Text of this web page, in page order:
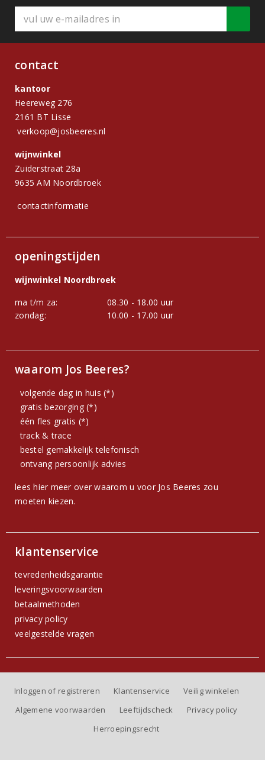
contact
kantoor
Heereweg 276
2161 BT Lisse
verkoop@josbeeres.nl
wijnwinkel
Zuiderstraat 28a
9635 AM Noordbroek
contactinformatie
openingstijden
wijnwinkel Noordbroek
ma t/m za:
08.30 - 18.00 uur
zondag:
10.00 - 17.00 uur
waarom Jos Beeres?
volgende dag in huis (*)
gratis bezorging (*)
één fles gratis (*)
track & trace
bestel gemakkelijk telefonisch
ontvang persoonlijk advies
lees hier meer over waarom u voor Jos Beeres zou
moeten kiezen.
klantenservice
tevredenheidsgarantie
leveringsvoorwaarden
betaalmethoden
privacy policy
veelgestelde vragen
Inloggen of registreren Klantenservice
Veilig winkelen
Algemene voorwaarden
Leeftijdscheck
Privacy policy
Herroepingsrecht